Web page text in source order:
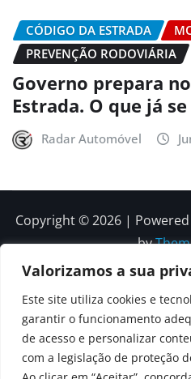
Valorizamos a sua
Este site utiliza cookies e
garantir o funcionamento
de acesso e personalizar
com a legislação de proteção
CÓDIGO DA ESTRADA
PREVENÇÃO RODOVIÁRIA
Governo prepara
Estrada. O que já
Radar Automóvel
Copyright © 2026 |
by
Somos
Editorial